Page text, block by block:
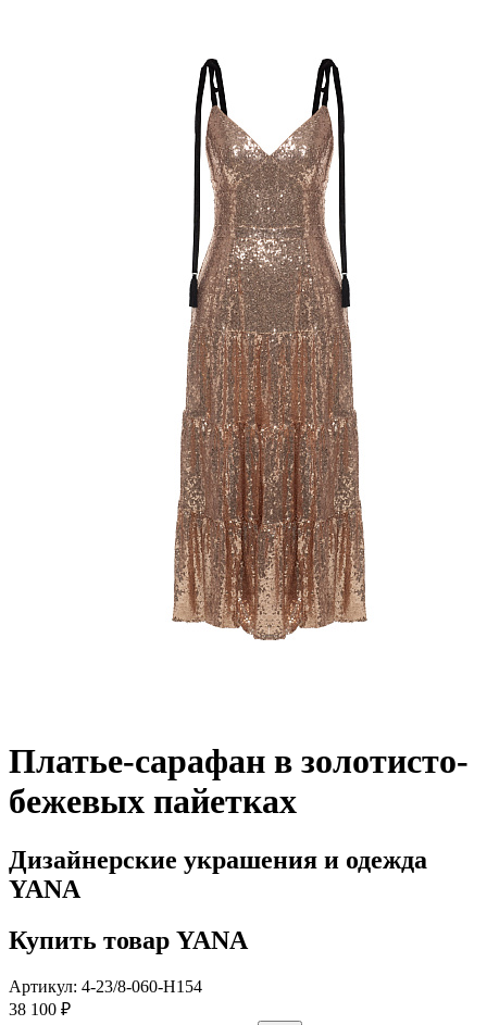
Платье-сарафан в золотисто-
бежевых пайетках
Дизайнерские украшения и одежда
YANA
Купить товар YANA
Артикул: 4-23/8-060-Н154
38 100 ₽